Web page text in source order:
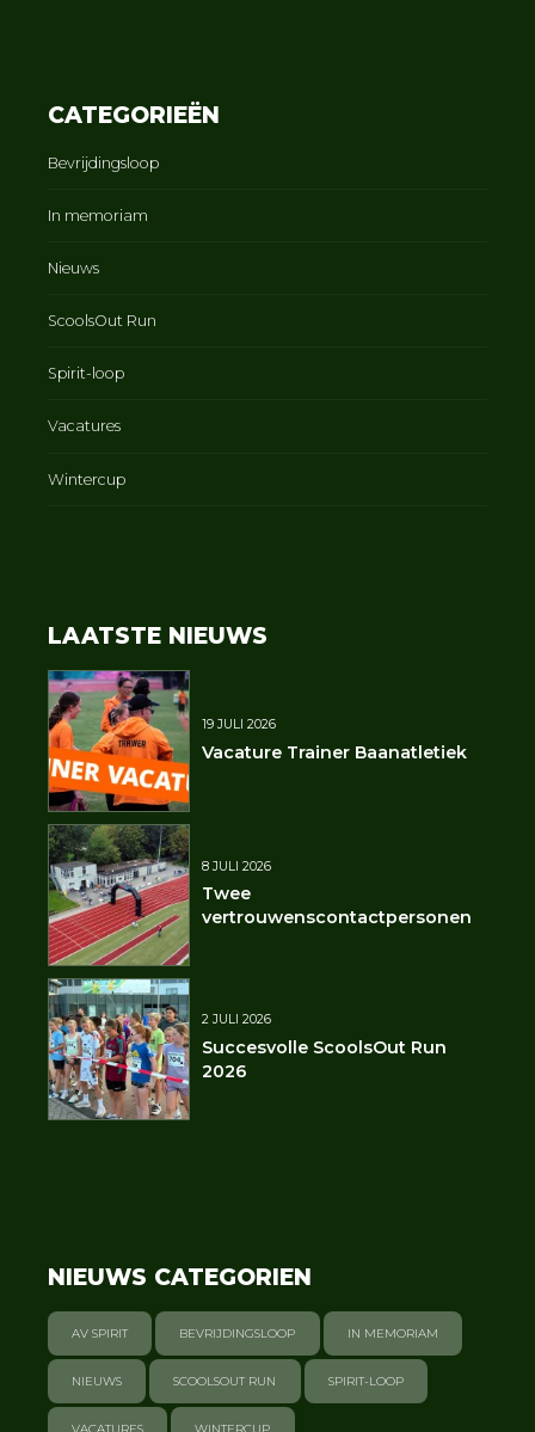
CATEGORIEËN
Bevrijdingsloop
In memoriam
Nieuws
ScoolsOut Run
Spirit-loop
Vacatures
Wintercup
LAATSTE NIEUWS
19 JULI 2026
Vacature Trainer Baanatletiek
8 JULI 2026
Twee
vertrouwenscontactpersonen
2 JULI 2026
Succesvolle ScoolsOut Run
2026
NIEUWS CATEGORIEN
AV SPIRIT BEVRIJDINGSLOOP IN MEMORIAM
NIEUWS SCOOLSOUT RUN SPIRIT-LOOP